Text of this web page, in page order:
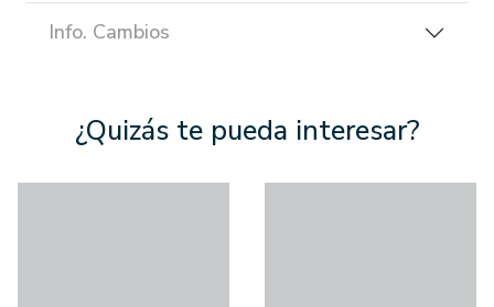
Info. Cambios
¿Quizás te pueda interesar?